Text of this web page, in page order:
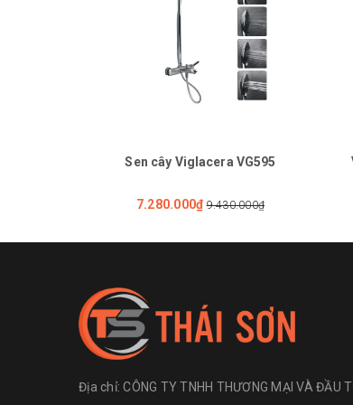
Sen cây Viglacera VG595
7.280.000₫ 9.430.000₫
Địa chỉ:CÔNG TY TNHH THƯƠNG MẠI VÀ ĐẦU